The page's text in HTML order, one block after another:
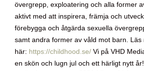
övergrepp, exploatering och alla former
aktivt med att inspirera, främja och
förebygga och åtgärda sexuella
samt andra former av våld mot barn. Läs
här: https://childhood.se/ Vi på VHD
en skön och lugn jul och ett härligt nytt